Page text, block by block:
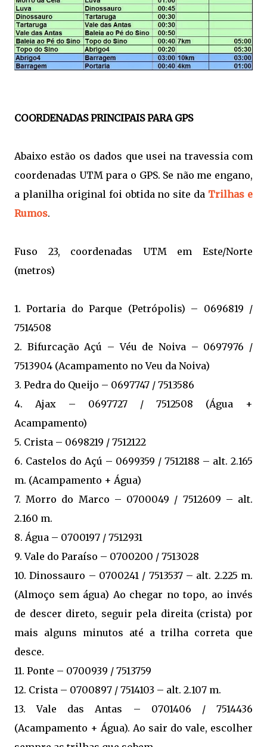
COORDENADAS PRINCIPAIS PARA GPS
Abaixo estão os dados que usei na travessia com
coordenadas UTM para o GPS. Se não me engano,
a planilha original foi obtida no site da Trilhas e
Rumos.
Fuso 23, coordenadas UTM em Este/Norte
(metros)
1. Portaria do Parque (Petrópolis) – 0696819 /
7514508
2. Bifurcação Açú – Véu de Noiva – 0697976 /
7513904 (Acampamento no Veu da Noiva)
3. Pedra do Queijo – 0697747 / 7513586
4. Ajax – 0697727 / 7512508 (Água +
Acampamento)
5. Crista – 0698219 / 7512122
6. Castelos do Açú – 0699359 / 7512188 – alt. 2.165
m. (Acampamento + Água)
7. Morro do Marco – 0700049 / 7512609 – alt.
2.160 m.
8. Água – 0700197 / 7512931
9. Vale do Paraíso – 0700200 / 7513028
10. Dinossauro – 0700241 / 7513537 – alt. 2.225 m.
(Almoço sem água) Ao chegar no topo, ao invés
de descer direto, seguir pela direita (crista) por
mais alguns minutos até a trilha correta que
desce.
11. Ponte – 0700939 / 7513759
12. Crista – 0700897 / 7514103 – alt. 2.107 m.
13. Vale das Antas – 0701406 / 7514436
(Acampamento + Água). Ao sair do vale, escolher